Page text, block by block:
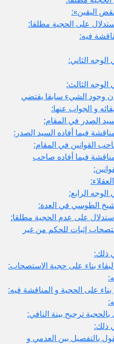
اليقين»:
على الحجية مطلقا:
فيه:
الثاني:
الثالث:
وجود الشي‏ء سابقا يقتضي
و الجواب عنها:
الصدر في المقام:
فيما أفاده السيد الصدر:
القوانين في المقام:
فيما أفاده صاحب
الرابع:
الطوسي في العدة:
على عدم الحجية مطلقا:
إثبات للحكم من غير
ذلك:
ذلك:
بالتفصيل بين العدمي و